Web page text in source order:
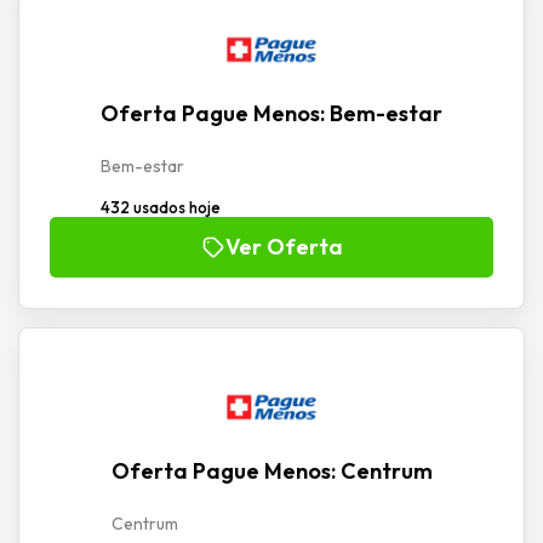
Oferta Pague Menos: Bem-estar
Bem-estar
432 usados hoje
Ver Oferta
Oferta Pague Menos: Centrum
Centrum